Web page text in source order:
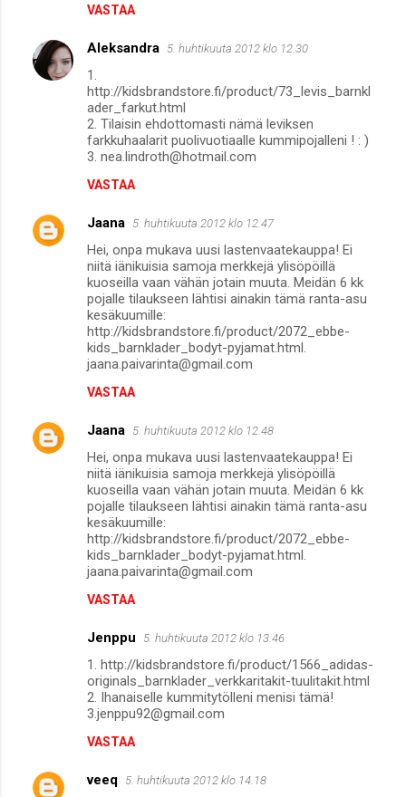
VASTAA
Aleksandra 5. huhtikuuta 2012 klo 12.30
1.
http://kidsbrandstore.fi/product/73_levis_barnkl
ader_farkut.html
2. Tilaisin ehdottomasti nämä leviksen
farkkuhaalarit puolivuotiaalle kummipojalleni ! : )
3. nea.lindroth@hotmail.com
VASTAA
Jaana 5. huhtikuuta 2012 klo 12.47
Hei, onpa mukava uusi lastenvaatekauppa! Ei
niitä iänikuisia samoja merkkejä ylisöpöillä
kuoseilla vaan vähän jotain muuta. Meidän 6 kk
pojalle tilaukseen lähtisi ainakin tämä ranta-asu
kesäkuumille:
http://kidsbrandstore.fi/product/2072_ebbe-
kids_barnklader_bodyt-pyjamat.html.
jaana.paivarinta@gmail.com
VASTAA
Jaana 5. huhtikuuta 2012 klo 12.48
Hei, onpa mukava uusi lastenvaatekauppa! Ei
niitä iänikuisia samoja merkkejä ylisöpöillä
kuoseilla vaan vähän jotain muuta. Meidän 6 kk
pojalle tilaukseen lähtisi ainakin tämä ranta-asu
kesäkuumille:
http://kidsbrandstore.fi/product/2072_ebbe-
kids_barnklader_bodyt-pyjamat.html.
jaana.paivarinta@gmail.com
VASTAA
Jenppu 5. huhtikuuta 2012 klo 13.46
1. http://kidsbrandstore.fi/product/1566_adidas-
originals_barnklader_verkkaritakit-tuulitakit.html
2. Ihanaiselle kummitytölleni menisi tämä!
3.jenppu92@gmail.com
VASTAA
veeq 5. huhtikuuta 2012 klo 14.18